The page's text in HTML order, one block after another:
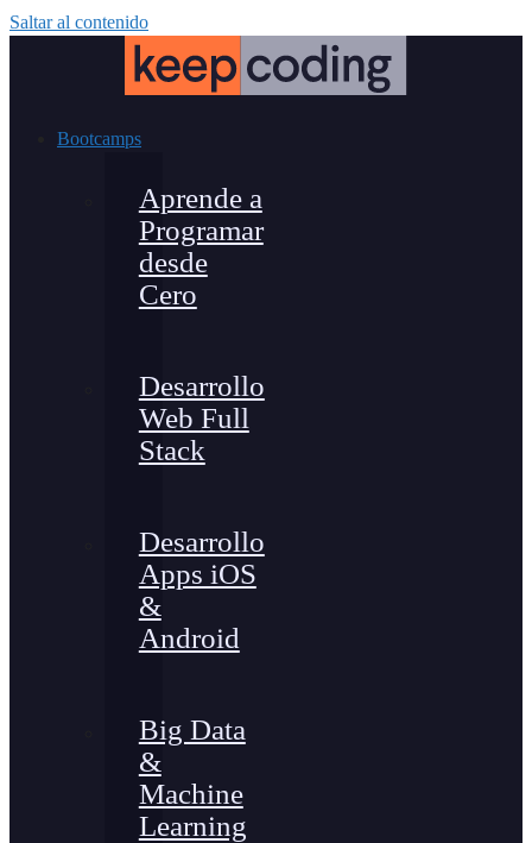
Saltar al contenido
Bootcamps
Aprende a
Programar
desde
Cero
Desarrollo
Web Full
Stack
Desarrollo
Apps iOS
&
Android
Big Data
&
Machine
Learning